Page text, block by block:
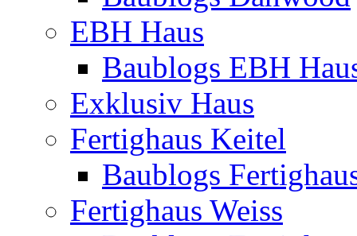
EBH Haus
Baublogs EBH
Exklusiv Haus
Fertighaus Keitel
Baublogs
Fertighaus Weiss